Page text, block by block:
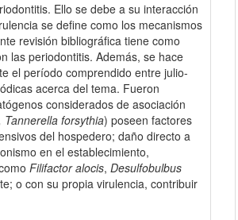
Ello se debe a su interacción
se define como los mecanismos
revisión bibliográfica tiene como
las periodontitis. Además, se hace
el período comprendido entre julio-
acerca del tema. Fueron
considerados de asociación
forsythia) poseen factores
del hospedero; daño directo a
en el establecimiento,
Filifactor alocis, Desulfobulbus
o con su propia virulencia, contribuir